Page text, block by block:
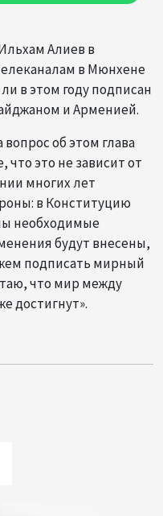
Алиев в
в Мюнхене
в этом году подписан
и Арменией.
об этом глава
что это не зависит от
многих лет
в Конституцию
необходимые
будут внесены,
подписать мирный
что мир между
достигнут».